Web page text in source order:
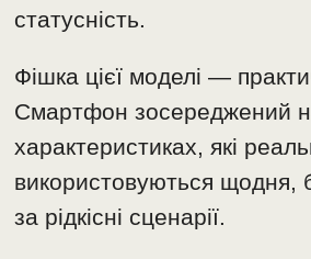
статусність.
Фішка цієї моделі —
Смартфон зосереджений
характеристиках, які
використовуються щодня,
за рідкісні сценарії.